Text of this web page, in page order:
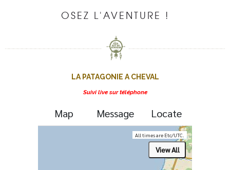
OSEZ L'AVENTURE !
LA PATAGONIE A CHEVAL
Suivi live sur téléphone